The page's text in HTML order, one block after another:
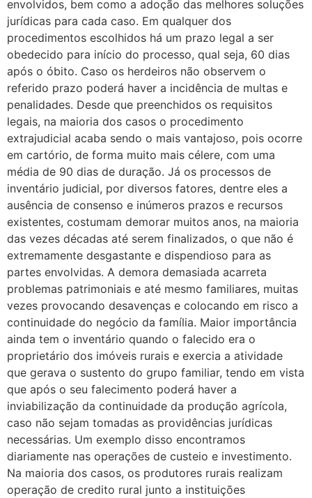
envolvidos, bem como a adoção das melhores soluções
jurídicas para cada caso. Em qualquer dos
procedimentos escolhidos há um prazo legal a ser
obedecido para início do processo, qual seja, 60 dias
após o óbito. Caso os herdeiros não observem o
referido prazo poderá haver a incidência de multas e
penalidades. Desde que preenchidos os requisitos
legais, na maioria dos casos o procedimento
extrajudicial acaba sendo o mais vantajoso, pois ocorre
em cartório, de forma muito mais célere, com uma
média de 90 dias de duração. Já os processos de
inventário judicial, por diversos fatores, dentre eles a
ausência de consenso e inúmeros prazos e recursos
existentes, costumam demorar muitos anos, na maioria
das vezes décadas até serem finalizados, o que não é
extremamente desgastante e dispendioso para as
partes envolvidas. A demora demasiada acarreta
problemas patrimoniais e até mesmo familiares, muitas
vezes provocando desavenças e colocando em risco a
continuidade do negócio da família. Maior importância
ainda tem o inventário quando o falecido era o
proprietário dos imóveis rurais e exercia a atividade
que gerava o sustento do grupo familiar, tendo em vista
que após o seu falecimento poderá haver a
inviabilização da continuidade da produção agrícola,
caso não sejam tomadas as providências jurídicas
necessárias. Um exemplo disso encontramos
diariamente nas operações de custeio e investimento.
Na maioria dos casos, os produtores rurais realizam
operação de credito rural junto a instituições